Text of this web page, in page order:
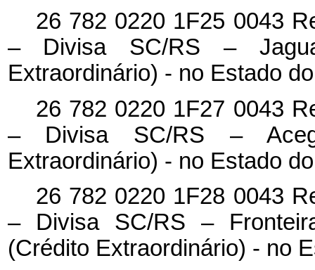
26 782 0220 1F25 0043
– Divisa SC/RS –
Extraordinário) - no Estado
26 782 0220 1F27 0043
– Divisa SC/RS –
Extraordinário) - no Estado
26 782 0220 1F28 0043
– Divisa SC/RS –
(Crédito Extraordinário) - no